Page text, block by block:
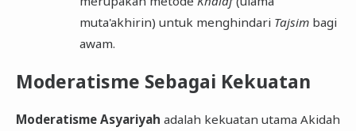
muta'akhirin) untuk menghindari Tajsimbagi
awam.
Moderatisme Sebagai Kekuatan
Moderatisme Asyariyah adalah kekuatan utama Akidah